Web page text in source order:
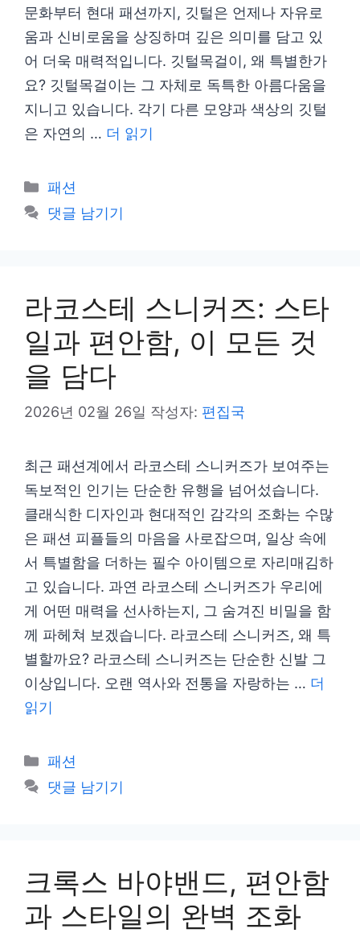
문화부터 현대 패션까지, 깃털은 언제나 자유로
움과 신비로움을 상징하며 깊은 의미를 담고 있
어 더욱 매력적입니다. 깃털목걸이, 왜 특별한가
요? 깃털목걸이는 그 자체로 독특한 아름다움을
지니고 있습니다. 각기 다른 모양과 색상의 깃털
은 자연의 … 더 읽기
카
테
패션
댓글 남기기
라코스테 스니커즈: 스타
일과 편안함, 이 모든 것
을 담다
2026년 02월 26일 작성자: 편집국
최근 패션계에서 라코스테 스니커즈가 보여주는
독보적인 인기는 단순한 유행을 넘어섰습니다.
클래식한 디자인과 현대적인 감각의 조화는 수많
은 패션 피플들의 마음을 사로잡으며, 일상 속에
서 특별함을 더하는 필수 아이템으로 자리매김하
고 있습니다. 과연 라코스테 스니커즈가 우리에
게 어떤 매력을 선사하는지, 그 숨겨진 비밀을 함
께 파헤쳐 보겠습니다. 라코스테 스니커즈, 왜 특
별할까요? 라코스테 스니커즈는 단순한 신발 그
이상입니다. 오랜 역사와 전통을 자랑하는 … 더
읽기
카
테
패션
댓글 남기기
크록스 바야밴드, 편안함
과 스타일의 완벽 조화